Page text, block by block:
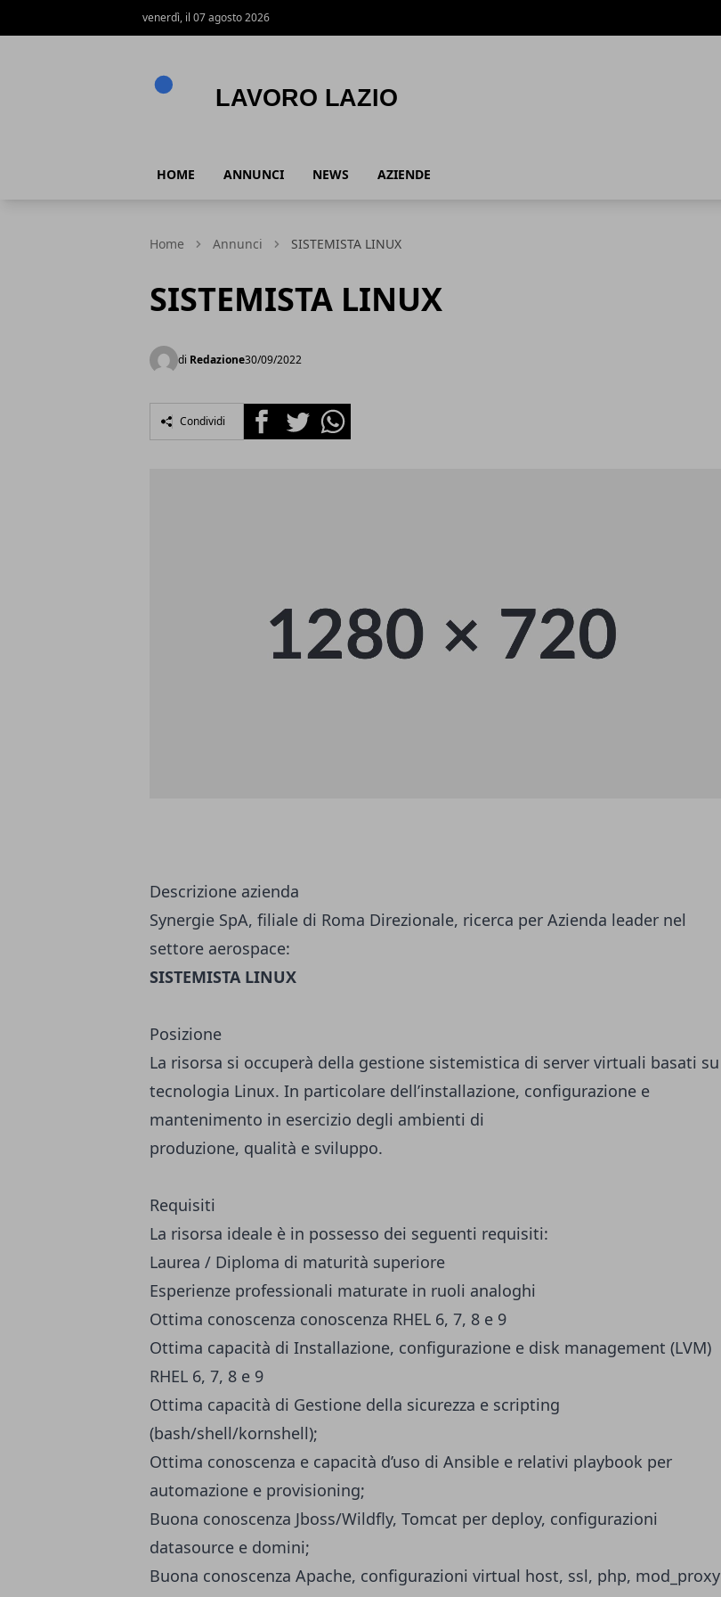
venerdì, il 07 agosto 2026
HOME ANNUNCI NEWS AZIENDE
Home Annunci SISTEMISTA LINUX
SISTEMISTA LINUX
di Redazione30/09/2022
Condividi FacebookTwitterWhatsapp
Descrizione azienda
Synergie SpA, filiale di Roma Direzionale, ricerca per Azienda leader nel
settore aerospace:
SISTEMISTA LINUX
Posizione
La risorsa si occuperà della gestione sistemistica di server virtuali basati su
tecnologia Linux. In particolare dell’installazione, configurazione e
mantenimento in esercizio degli ambienti di
produzione, qualità e sviluppo.
Requisiti
La risorsa ideale è in possesso dei seguenti requisiti:
Laurea / Diploma di maturità superiore
Esperienze professionali maturate in ruoli analoghi
Ottima conoscenza conoscenza RHEL 6, 7, 8 e 9
Ottima capacità di Installazione, configurazione e disk management (LVM)
RHEL 6, 7, 8 e 9
Ottima capacità di Gestione della sicurezza e scripting
(bash/shell/kornshell);
Ottima conoscenza e capacità d’uso di Ansible e relativi playbook per
automazione e provisioning;
Buona conoscenza Jboss/Wildfly, Tomcat per deploy, configurazioni
datasource e domini;
Buona conoscenza Apache, configurazioni virtual host, ssl, php, mod_proxy